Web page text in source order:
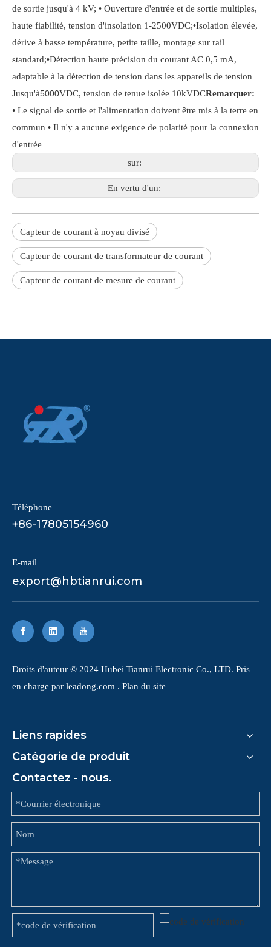
de sortie jusqu'à 4 kV; • Ouverture d'entrée et de sortie multiples,
haute fiabilité, tension d'insolation 1-2500VDC;•Isolation élevée,
dérive à basse température, petite taille, montage sur rail
standard;•Détection haute précision du courant AC 0,5 mA,
adaptable à la détection de tension dans les appareils de tension
Jusqu'à5000VDC, tension de tenue isolée 10kVDCRemarquer:
• Le signal de sortie et l'alimentation doivent être mis à la terre en
commun • Il n'y a aucune exigence de polarité pour la connexion
d'entrée
sur:
En vertu d'un:
Capteur de courant à noyau divisé
Capteur de courant de transformateur de courant
Capteur de courant de mesure de courant
Téléphone
+86-17805154960
E-mail
export@hbtianrui.com
​Droits d'auteur © 2024 Hubei Tianrui Electronic Co., LTD. Pris
en charge par leadong.com . Plan du site
Liens rapides
Catégorie de produit
Contactez - nous.